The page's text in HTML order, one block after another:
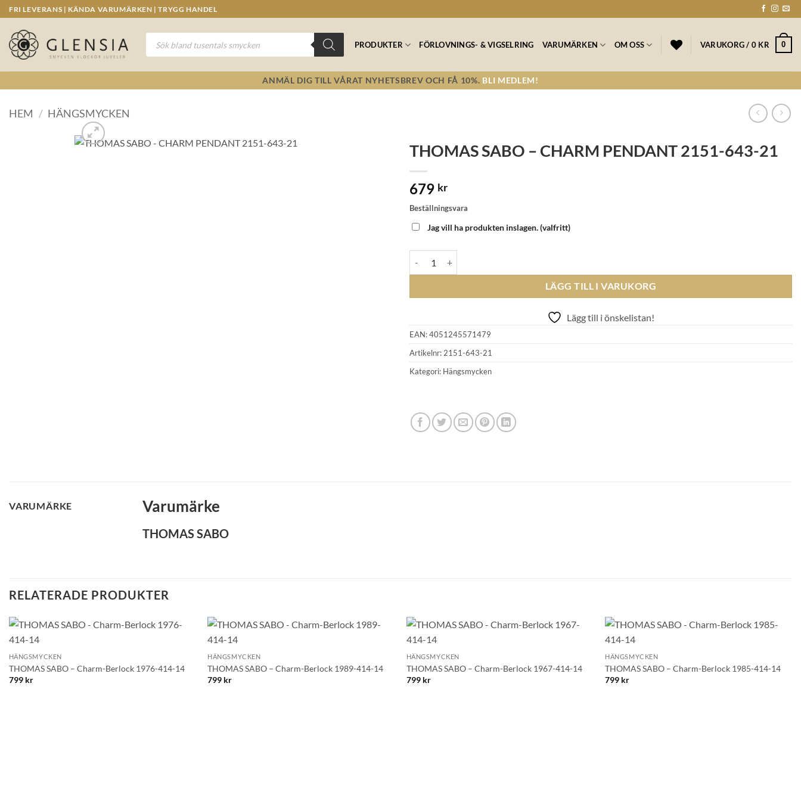
Skip
to
content
FRI LEVERANS | KÄNDA VARUMÄRKEN | TRYGG HANDEL
Produktsökning
PRODUKTER FÖRLOVNINGS- & VIGSELRING VARUMÄRKEN OM OSS VARUKORG / 0 KR 0
ANMÄL DIG TILL VÅRAT NYHETSBREV OCH FÅ 10%. BLI MEDLEM!
HEM / HÄNGSMYCKEN
THOMAS SABO – CHARM PENDANT 2151-643-21
679 kr
Beställningsvara
Jag vill ha produkten inslagen.(valfritt)
LÄGG TILL I VARUKORG
Lägg till i önskelistan!
EAN:4051245571479
Artikelnr:2151-643-21
Kategori: Hängsmycken
VARUMÄRKE Varumärke
THOMAS SABO
RELATERADE PRODUKTER
+
HÄNGSMYCKEN
THOMAS SABO – Charm-Berlock 1976-414-14
799 kr
+
HÄNGSMYCKEN
THOMAS SABO – Charm-Berlock 1989-414-14
799 kr
+
HÄNGSMYCKEN
THOMAS SABO – Charm-Berlock 1967-414-14
799 kr
+
HÄNGSMYCKEN
THOMAS SABO – Charm-Berlock 1985-414-14
799 kr